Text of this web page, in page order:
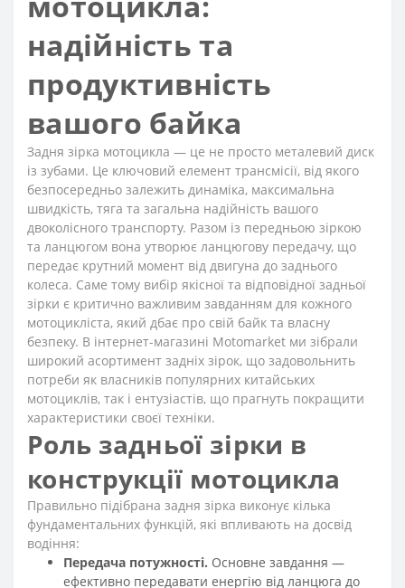
надійність та
продуктивність
вашого байка
Задня зірка мотоцикла — це не просто металевий диск
із зубами. Це ключовий елемент трансмісії, від якого
безпосередньо залежить динаміка, максимальна
швидкість, тяга та загальна надійність вашого
двоколісного транспорту. Разом із передньою зіркою
та ланцюгом вона утворює ланцюгову передачу, що
передає крутний момент від двигуна до заднього
колеса. Саме тому вибір якісної та відповідної задньої
зірки є критично важливим завданням для кожного
мотоцикліста, який дбає про свій байк та власну
безпеку. В інтернет-магазині Motomarket ми зібрали
широкий асортимент задніх зірок, що задовольнить
потреби як власників популярних китайських
мотоциклів, так і ентузіастів, що прагнуть покращити
характеристики своєї техніки.
Роль задньої зірки в
конструкції мотоцикла
Правильно підібрана задня зірка виконує кілька
фундаментальних функцій, які впливають на досвід
водіння:
Передача потужності. Основне завдання —
ефективно передавати енергію від ланцюга до